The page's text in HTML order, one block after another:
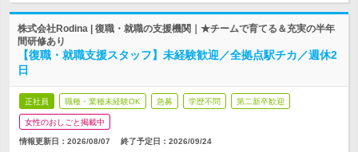
株式会社Rodina | 復職・就職の支援機関｜★チームで育てる＆充実の半年
間研修あり
【復職・就職支援スタッフ】未経験歓迎／全拠点駅チカ／週休2
日
正社員 職種・業種未経験OK 急募 学歴不問 第二新卒歓迎
女性のおしごと掲載中
情報更新日：2026/08/07 終了予定日： 2026/09/24